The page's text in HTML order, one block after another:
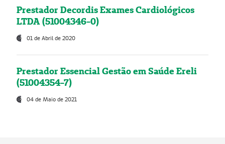
Prestador Decordis Exames Cardiológicos
LTDA (51004346-0)
01 de Abril de 2020
Prestador Essencial Gestão em Saúde Ereli
(51004354-7)
04 de Maio de 2021